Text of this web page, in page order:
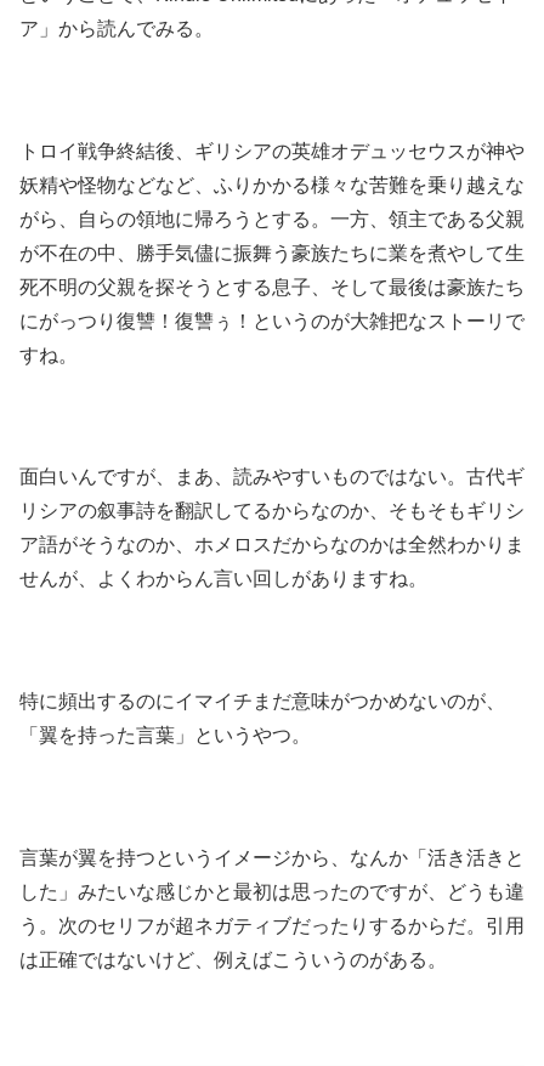
ア」から読んでみる。
トロイ戦争終結後、ギリシアの英雄オデュッセウスが神や
妖精や怪物などなど、ふりかかる様々な苦難を乗り越えな
がら、自らの領地に帰ろうとする。一方、領主である父親
が不在の中、勝手気儘に振舞う豪族たちに業を煮やして生
死不明の父親を探そうとする息子、そして最後は豪族たち
にがっつり復讐！復讐ぅ！というのが大雑把なストーリで
すね。
面白いんですが、まあ、読みやすいものではない。古代ギ
リシアの叙事詩を翻訳してるからなのか、そもそもギリシ
ア語がそうなのか、ホメロスだからなのかは全然わかりま
せんが、よくわからん言い回しがありますね。
特に頻出するのにイマイチまだ意味がつかめないのが、
「翼を持った言葉」というやつ。
言葉が翼を持つというイメージから、なんか「活き活きと
した」みたいな感じかと最初は思ったのですが、どうも違
う。次のセリフが超ネガティブだったりするからだ。引用
は正確ではないけど、例えばこういうのがある。